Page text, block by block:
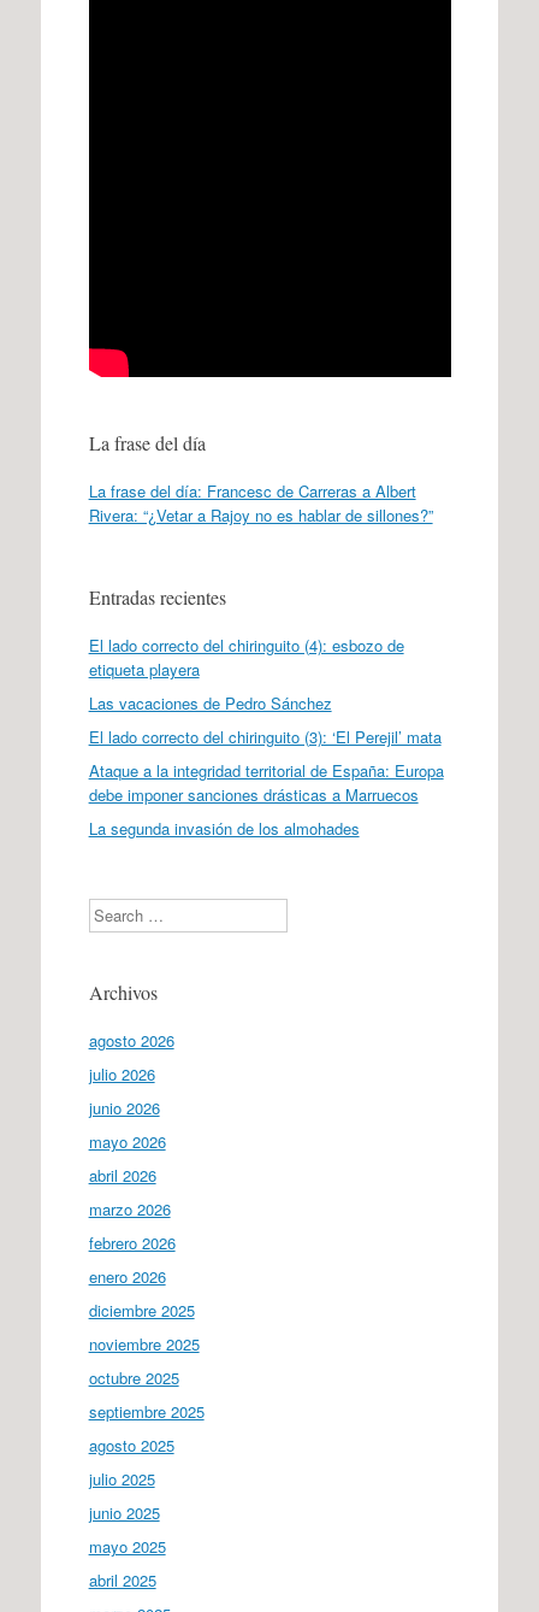
La frase del día
La frase del día: Francesc de Carreras a Albert
Rivera: “¿Vetar a Rajoy no es hablar de sillones?”
Entradas recientes
El lado correcto del chiringuito (4): esbozo de
etiqueta playera
Las vacaciones de Pedro Sánchez
El lado correcto del chiringuito (3): ‘El Perejil’ mata
Ataque a la integridad territorial de España: Europa
debe imponer sanciones drásticas a Marruecos
La segunda invasión de los almohades
Search
Archivos
agosto 2026
julio 2026
junio 2026
mayo 2026
abril 2026
marzo 2026
febrero 2026
enero 2026
diciembre 2025
noviembre 2025
octubre 2025
septiembre 2025
agosto 2025
julio 2025
junio 2025
mayo 2025
abril 2025